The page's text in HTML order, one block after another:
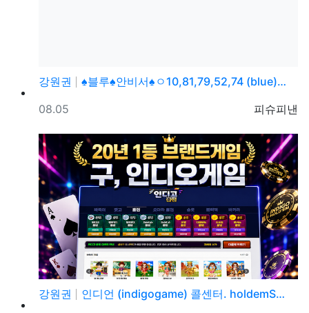
강원권
♠블루♠안비서♠ㅇ10,81,79,52,74 (blue)…
등록자
피슈피낸
등록일
08.05
강원권
인디언 (indigogame) 콜센터. holdemS…